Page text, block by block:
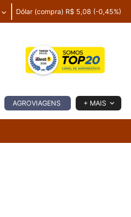
Dólar (compra) R$ 5,08 (-0,45%)
AGROVIAGENS + MAIS